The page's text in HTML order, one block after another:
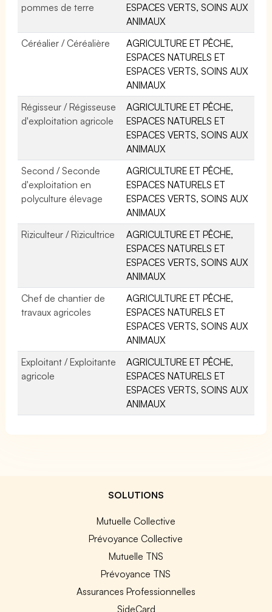
pommes de terre
ESPACES VERTS, SOINS AUX
ANIMAUX
Céréalier / Céréalière
AGRICULTURE ET PÊCHE,
ESPACES NATURELS ET
ESPACES VERTS, SOINS AUX
ANIMAUX
Régisseur / Régisseuse
d'exploitation agricole
AGRICULTURE ET PÊCHE,
ESPACES NATURELS ET
ESPACES VERTS, SOINS AUX
ANIMAUX
Second / Seconde
d'exploitation en
polyculture élevage
AGRICULTURE ET PÊCHE,
ESPACES NATURELS ET
ESPACES VERTS, SOINS AUX
ANIMAUX
Riziculteur / Rizicultrice
AGRICULTURE ET PÊCHE,
ESPACES NATURELS ET
ESPACES VERTS, SOINS AUX
ANIMAUX
Chef de chantier de
travaux agricoles
AGRICULTURE ET PÊCHE,
ESPACES NATURELS ET
ESPACES VERTS, SOINS AUX
ANIMAUX
Exploitant / Exploitante
agricole
AGRICULTURE ET PÊCHE,
ESPACES NATURELS ET
ESPACES VERTS, SOINS AUX
ANIMAUX
SOLUTIONS
Mutuelle Collective
Prévoyance Collective
Mutuelle TNS
Prévoyance TNS
Assurances Professionnelles
SideCard